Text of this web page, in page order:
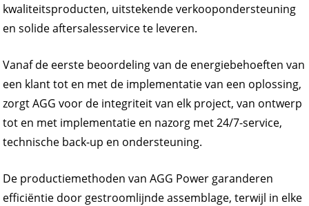
kwaliteitsproducten, uitstekende verkoopondersteuning
en solide aftersalesservice te leveren.
Vanaf de eerste beoordeling van de energiebehoeften van
een klant tot en met de implementatie van een oplossing,
zorgt AGG voor de integriteit van elk project, van ontwerp
tot en met implementatie en nazorg met 24/7-service,
technische back-up en ondersteuning.
De productiemethoden van AGG Power garanderen
efficiëntie door gestroomlijnde assemblage, terwijl in elke